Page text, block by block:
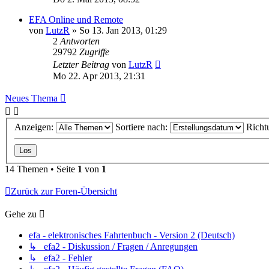
EFA Online und Remote
von LutzR » So 13. Jan 2013, 01:29
2 Antworten
29792 Zugriffe
Letzter Beitrag von LutzR
Mo 22. Apr 2013, 21:31
Neues Thema
Anzeigen: Sortiere nach:
14 Themen • Seite 1 von 1
Zurück zur Foren-Übersicht
Gehe zu
efa - elektronisches Fahrtenbuch - Version 2 (Deutsch)
↳ efa2 - Diskussion / Fragen / Anregungen
↳ efa2 - Fehler